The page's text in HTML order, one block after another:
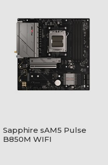
Sapphire sAM5 Pulse
B850M WIFI